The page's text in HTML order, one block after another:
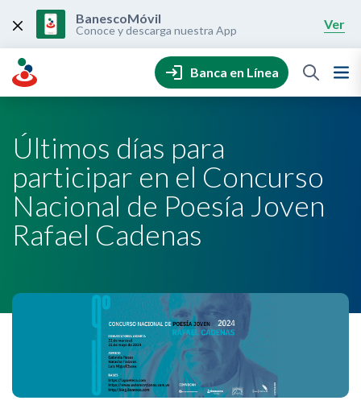
content
BanescoMóvil
Conoce y descarga nuestra App Ver
Banca en Línea
Últimos días para
participar en el Concurso
Nacional de Poesía Joven
Rafael Cadenas